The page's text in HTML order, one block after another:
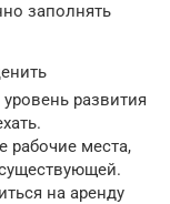
заполнять
развития
рабочие места,
на аренду